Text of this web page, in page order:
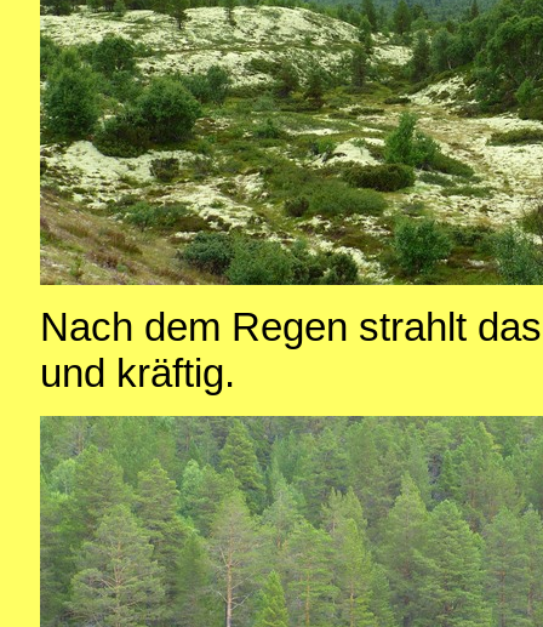
Nach dem Regen strahlt
und kräftig.